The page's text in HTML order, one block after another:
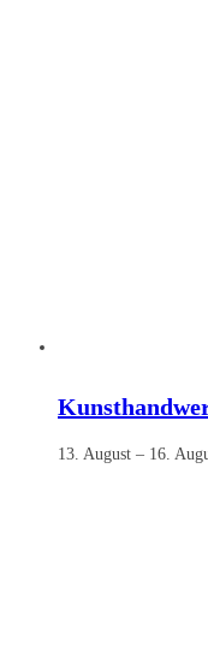
13. August – 16.